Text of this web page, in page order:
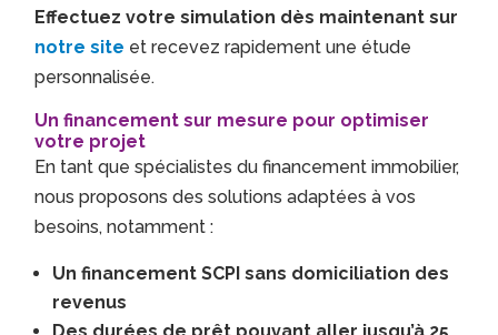
Effectuez votre simulation dès maintenant sur
notre site et recevez rapidement une étude
personnalisée.
Un financement sur mesure pour optimiser
votre projet
En tant que spécialistes du financement immobilier,
nous proposons des solutions adaptées à vos
besoins, notamment :
Un financement SCPI sans domiciliation des
revenus